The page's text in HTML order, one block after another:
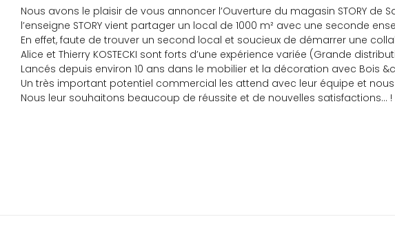
Nous avons le plaisir de vous annoncer l’Ouverture du magasin STORY
l’enseigne STORY vient partager un local de 1000 m² avec une seconde
En effet, faute de trouver un second local et soucieux de démarrer une
Alice et Thierry KOSTECKI sont forts d’une expérience variée (Grande
Lancés depuis environ 10 ans dans le mobilier et la décoration avec Bois
Un très important potentiel commercial les attend avec leur équipe et
Nous leur souhaitons beaucoup de réussite et de nouvelles satisfactions… !